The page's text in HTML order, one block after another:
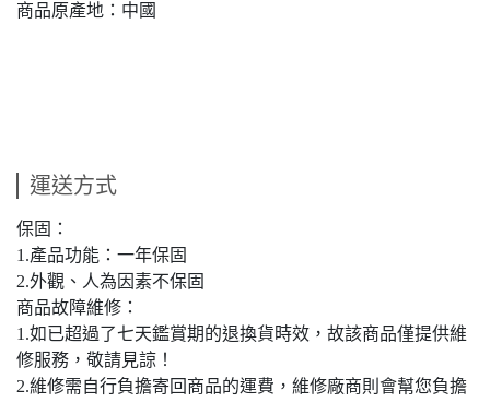
商品原產地：中國
運送方式
保固：
1.產品功能：一年保固
2.外觀、人為因素不保固
商品故障維修：
1.如已超過了七天鑑賞期的退換貨時效，故該商品僅提供維
修服務，敬請見諒！
2.維修需自行負擔寄回商品的運費，維修廠商則會幫您負擔